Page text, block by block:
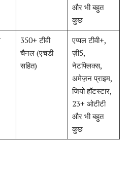
और भी बहुत
कुछ
350+ टीवी
चैनल (एचडी
सहित)
एप्पल टीवी+,
ज़ी5,
नेटफ्लिक्स,
अमेज़न प्राइम,
जियो हॉटस्टार,
23+ ओटीटी
और भी बहुत
कुछ